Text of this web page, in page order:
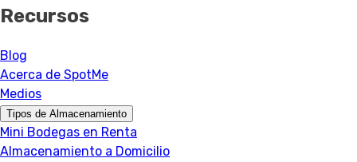
Recursos
Blog
Acerca de SpotMe
Medios
Tipos de Almacenamiento
Mini Bodegas en Renta
Almacenamiento a Domicilio